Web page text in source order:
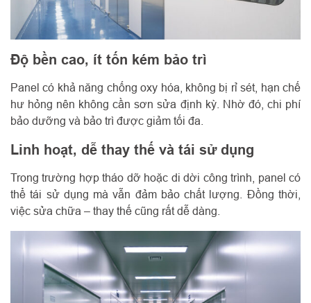
Độ bền cao, ít tốn kém bảo trì
Panel có khả năng chống oxy hóa, không bị rỉ sét, hạn chế
hư hỏng nên không cần sơn sửa định kỳ. Nhờ đó, chi phí
bảo dưỡng và bảo trì được giảm tối đa.
Linh hoạt, dễ thay thế và tái sử dụng
Trong trường hợp tháo dỡ hoặc di dời công trình, panel có
thể tái sử dụng mà vẫn đảm bảo chất lượng. Đồng thời,
việc sửa chữa – thay thế cũng rất dễ dàng.